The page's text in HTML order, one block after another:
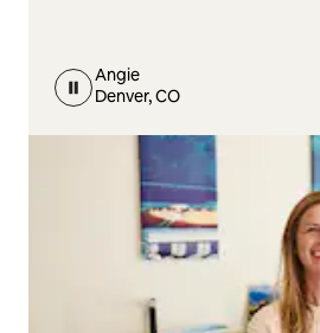
Angie
Denver, CO